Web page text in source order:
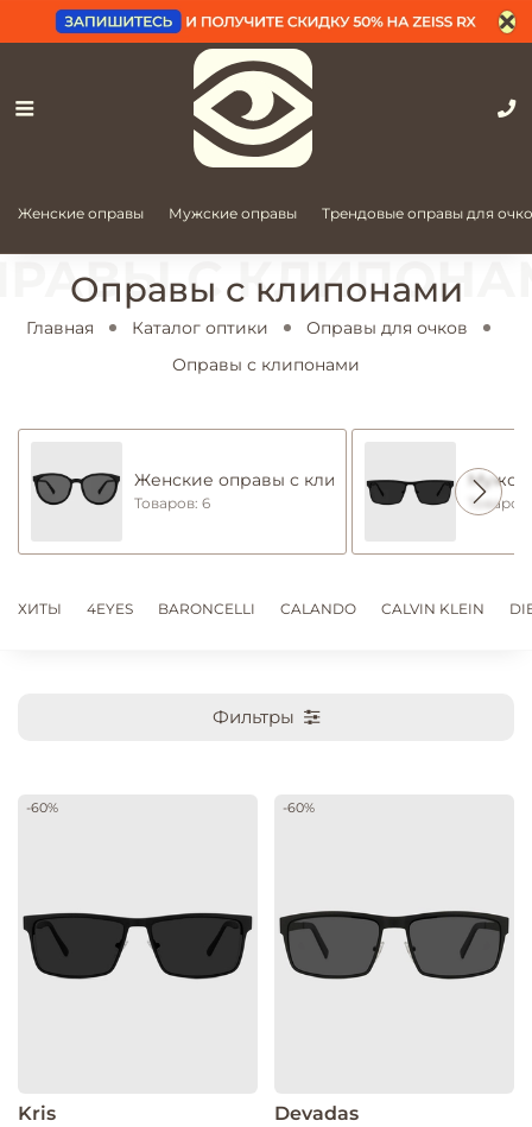
Женские оправы Мужские оправы Трендовые оправы для
Оправы с клипонами
Главная Каталог оптики
Оправы для очков
Оправы с клипонами
Женские оправы с клипонами
Товаров: 6
ХИТЫ 4EYES BARONCELLI CALANDO CALVIN KLEIN
Фильтры
-60%
Kris
-60%
Devadas